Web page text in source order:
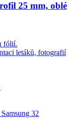
25 mm, oblé
fólií.
letáků, fotografií